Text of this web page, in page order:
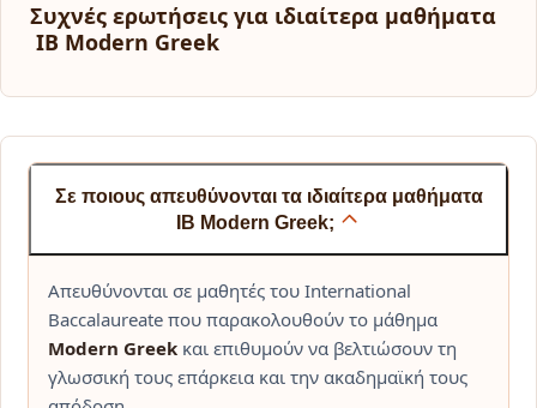
Συχνές ερωτήσεις για ιδιαίτερα μαθήματα
IB Modern Greek
Σε ποιους απευθύνονται τα ιδιαίτερα μαθήματα
IB Modern Greek;
Απευθύνονται σε μαθητές του International
Baccalaureate που παρακολουθούν το μάθημα
Modern Greekκαι επιθυμούν να βελτιώσουν τη
γλωσσική τους επάρκεια και την ακαδημαϊκή τους